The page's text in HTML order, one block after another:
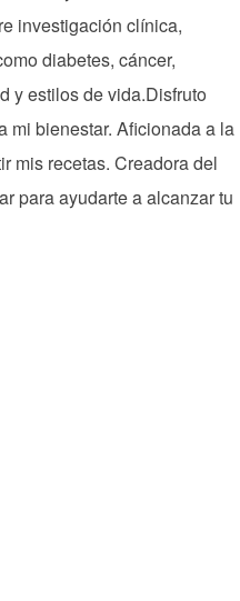
investigación clínica,
diabetes, cáncer,
y estilos de vida.Disfruto
mi bienestar. Aficionada a la
mis recetas. Creadora del
para ayudarte a alcanzar tu